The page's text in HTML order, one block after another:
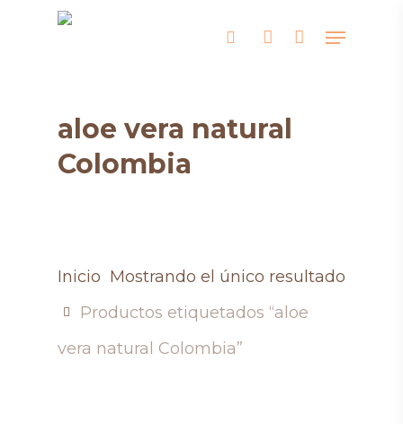
searchaccount
Menu
aloe vera natural
Colombia
Mostrando el único resultado
Inicio
Productos etiquetados “aloe
vera natural Colombia”